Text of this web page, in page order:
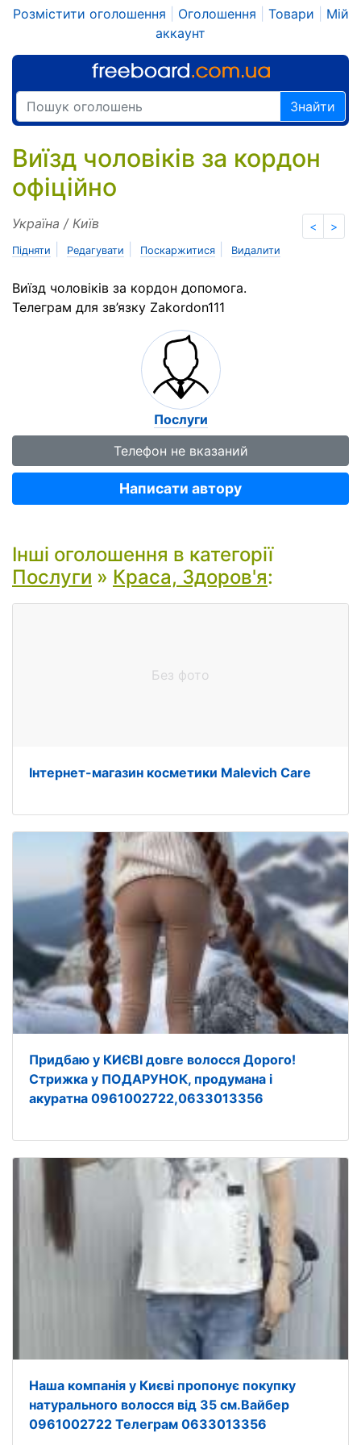
Розмістити оголошення Оголошення Товари
Мій
аккаунт
Знайти
Виїзд чоловіків за кордон
офіційно
< >
Україна / Київ
Підняти Редагувати Поскаржитися Видалити
Виїзд чоловіків за кордон допомога.
Телеграм для зв’язку Zakordon111
Послуги
Телефон не вказаний
Написати автору
Інші оголошення в категорії
Послуги » Краса, Здоров'я:
Без фото
Інтернет-магазин косметики Malevich Care
Придбаю у КИЄВІ довге волосся Дорого!
Стрижка у ПОДАРУНОК, продумана і
акуратна 0961002722,0633013356
Наша компанія у Києві пропонує покупку
натурального волосся від 35 см.Вайбер
0961002722 Телеграм 0633013356